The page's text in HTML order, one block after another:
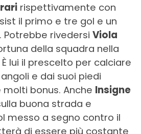
rispettivamente con
il primo e tre gol e un
Potrebbe rivedersi Viola
della squadra nella
lui il prescelto per calciare
e dai suoi piedi
bonus. Anche Insigne
buona strada e
messo a segno contro il
di essere più costante